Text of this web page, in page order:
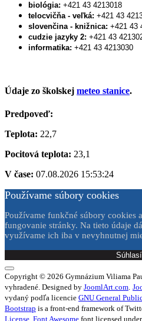
biológia: +421 43 4213018
telocvičňa - veľká: +421 43
slovenčina - knižnica: +421 43
cudzie jazyky 2: +421 43
informatika: +421 43 4213030
Údaje zo školskej meteo stanice.
Predpoveď:
Teplota: 22,7
Pocitová teplota: 23,1
V čase: 07.08.2026 15:53:24
Používame súbory cookies
Používame funkčné súbory cookies
fungovanie stránky. Na tieto údaje
využívame ich iba v nevyhnutnej
Copyright © 2026 Gymnázium Viliama
vyhradené. Designed by JoomlArt.com
vydaný podľa licencie GNU General
Bootstrap is a front-end framework of
License. Font Awesome font licensed under